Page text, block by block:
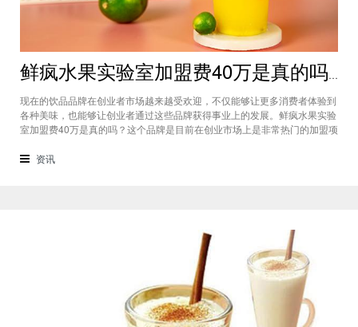
鲜疯水果实验室加盟费40万是真的吗？根本没有传言中那么多！
现在的饮品品牌在创业者市场越来越受欢迎，不仅能够让更多消费者体验到
各种美味，也能够让创业者通过这些品牌获得事业上的发展。鲜疯水果实验
室加盟费40万是真的吗？这个品牌是目前在创业市场上是非常热门的加盟项
比较好的印象，比较低廉的鲜疯水果实验室加盟用也成为了众多创业者青睐
资讯